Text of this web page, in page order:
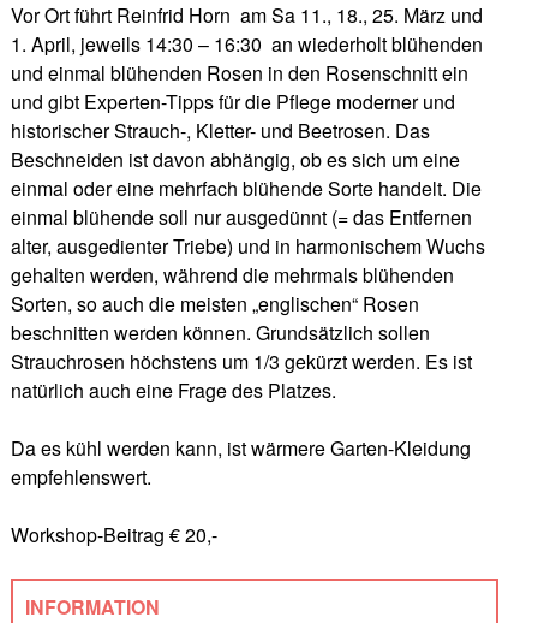
Vor Ort führt Reinfrid Horn am Sa 11., 18., 25. März und
1. April, jeweils 14:30 – 16:30 an wiederholt blühenden
und einmal blühenden Rosen in den Rosenschnitt ein
und gibt Experten-Tipps für die Pflege moderner und
historischer Strauch-, Kletter- und Beetrosen. Das
Beschneiden ist davon abhängig, ob es sich um eine
einmal oder eine mehrfach blühende Sorte handelt. Die
einmal blühende soll nur ausgedünnt (= das Entfernen
alter, ausgedienter Triebe) und in harmonischem Wuchs
gehalten werden, während die mehrmals blühenden
Sorten, so auch die meisten „englischen“ Rosen
beschnitten werden können. Grundsätzlich sollen
Strauchrosen höchstens um 1/3 gekürzt werden. Es ist
natürlich auch eine Frage des Platzes.
Da es kühl werden kann, ist wärmere Garten-Kleidung
empfehlenswert.
Workshop-Beitrag € 20,-
INFORMATION